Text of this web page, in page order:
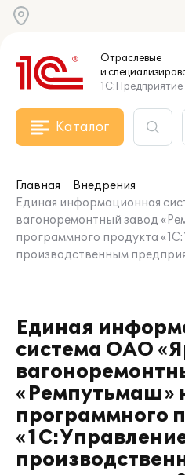
Отраслевые
и
1С:Предприятие
Каталог
Главная
Внедрения
Единая информационная
вагоноремонтный завод
программного продукта
производственным
Единая
система ОАО
«Ремпутьмаш»
программного